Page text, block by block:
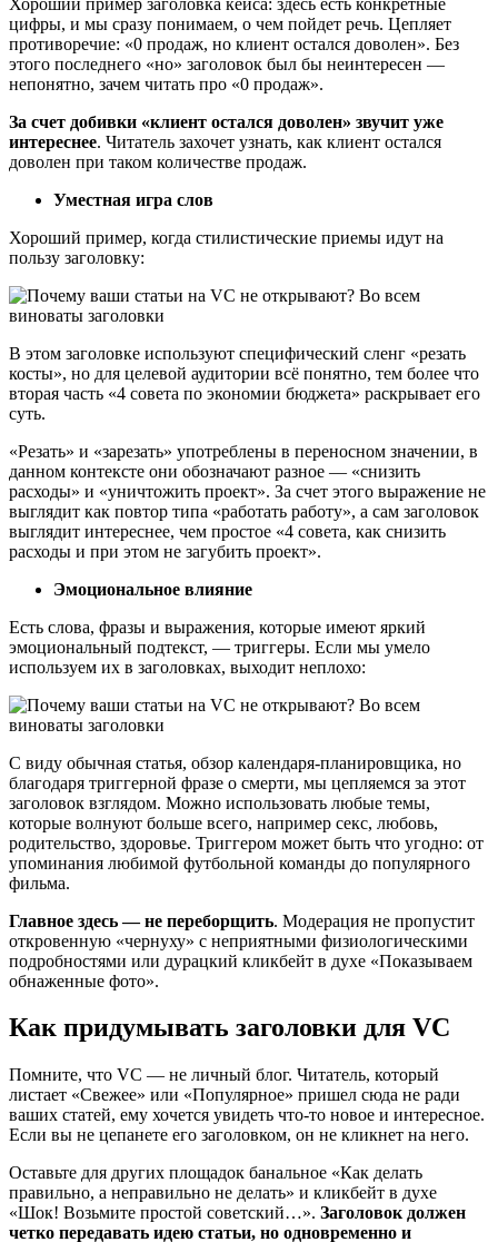
цифры, и мы сразу понимаем, о чем пойдет речь. Цепляет
противоречие: «0 продаж, но клиент остался доволен». Без
этого последнего «но» заголовок был бы неинтересен —
непонятно, зачем читать про «0 продаж».
За счет добивки «клиент остался доволен» звучит уже
интереснее. Читатель захочет узнать, как клиент остался
доволен при таком количестве продаж.
Уместная игра слов
Хороший пример, когда стилистические приемы идут на
пользу заголовку:
В этом заголовке используют специфический сленг «резать
косты», но для целевой аудитории всё понятно, тем более что
вторая часть «4 совета по экономии бюджета» раскрывает его
суть.
«Резать» и «зарезать» употреблены в переносном значении, в
данном контексте они обозначают разное — «снизить
расходы» и «уничтожить проект». За счет этого выражение не
выглядит как повтор типа «работать работу», а сам заголовок
выглядит интереснее, чем простое «4 совета, как снизить
расходы и при этом не загубить проект».
Эмоциональное влияние
Есть слова, фразы и выражения, которые имеют яркий
эмоциональный подтекст, — триггеры. Если мы умело
используем их в заголовках, выходит неплохо:
С виду обычная статья, обзор календаря-планировщика, но
благодаря триггерной фразе о смерти, мы цепляемся за этот
заголовок взглядом. Можно использовать любые темы,
которые волнуют больше всего, например секс, любовь,
родительство, здоровье. Триггером может быть что угодно: от
упоминания любимой футбольной команды до популярного
фильма.
Главное здесь — не переборщить. Модерация не пропустит
откровенную «чернуху» с неприятными физиологическими
подробностями или дурацкий кликбейт в духе «Показываем
обнаженные фото».
Как придумывать заголовки для VC
Помните, что VC — не личный блог. Читатель, который
листает «Свежее» или «Популярное» пришел сюда не ради
ваших статей, ему хочется увидеть что-то новое и интересное.
Если вы не цепанете его заголовком, он не кликнет на него.
Оставьте для других площадок банальное «Как делать
правильно, а неправильно не делать» и кликбейт в духе
«Шок! Возьмите простой советский…». Заголовок должен
четко передавать идею статьи, но одновременно и